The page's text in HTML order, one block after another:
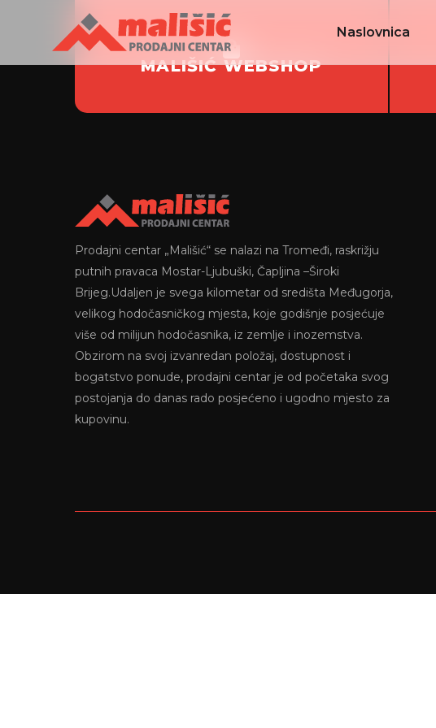
Naslovnica
MALIŠIĆ WEBSHOP
Prodajni centar „Mališić“ se nalazi na Tromeđi, raskrižju
putnih pravaca Mostar-Ljubuški, Čapljina –Široki
Brijeg.Udaljen je svega kilometar od središta Međugorja,
velikog hodočasničkog mjesta, koje godišnje posjećuje
više od milijun hodočasnika, iz zemlje i inozemstva.
Obzirom na svoj izvanredan položaj, dostupnost i
bogatstvo ponude, prodajni centar je od početaka svog
postojanja do danas rado posjećeno i ugodno mjesto za
kupovinu.